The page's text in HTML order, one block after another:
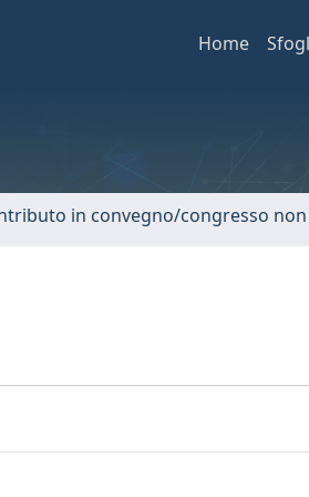
Home
in convegno/congresso